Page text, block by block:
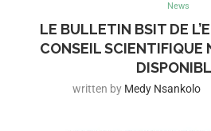
News
LE BULLETIN BSIT DE
CONSEIL SCIENTIFIQUE
written by Medy Nsankolo